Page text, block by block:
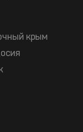
крым